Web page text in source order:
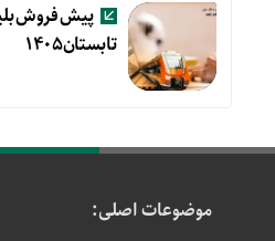
پیش فروش
تابستان۱۴۰۵
موضوعات اصلی: